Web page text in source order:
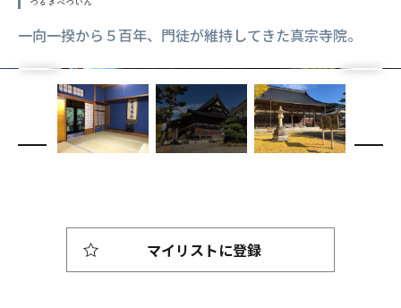
一向一揆から５百年、門徒が維持してきた真宗寺院。
マイリストに登録